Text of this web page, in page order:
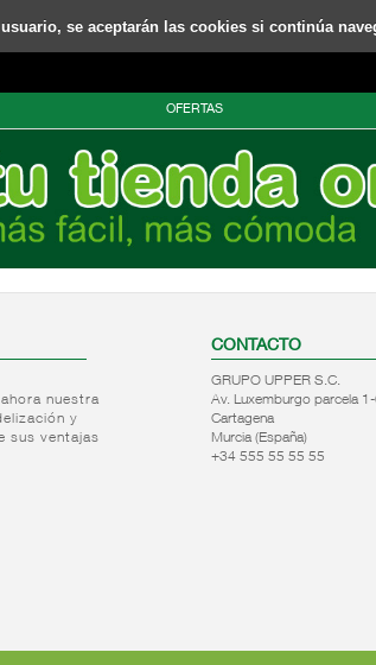
se aceptarán las cookies si continúa
OFERTAS
nuestra
y
sus ventajas
CONTACTO
GRUPO UPPER S.C.
Av. Luxemburgo parcela
Cartagena
Murcia (España)
+34 555 55 55 55